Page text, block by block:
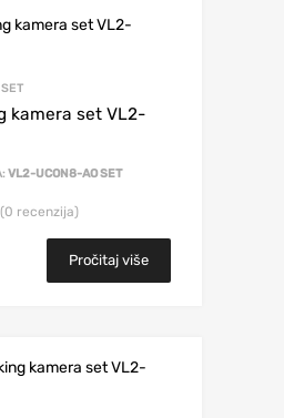
kamera set VL2-
VL2-UCON8-AO SET
(0 recenzija)
Pročitaj više